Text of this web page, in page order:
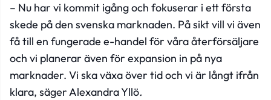
– Nu har vi kommit igång och fokuserar i ett första
skede på den svenska marknaden. På sikt vill vi även
få till en fungerade e-handel för våra återförsäljare
och vi planerar även för expansion in på nya
marknader. Vi ska växa över tid och vi är långt ifrån
klara, säger Alexandra Yllö.